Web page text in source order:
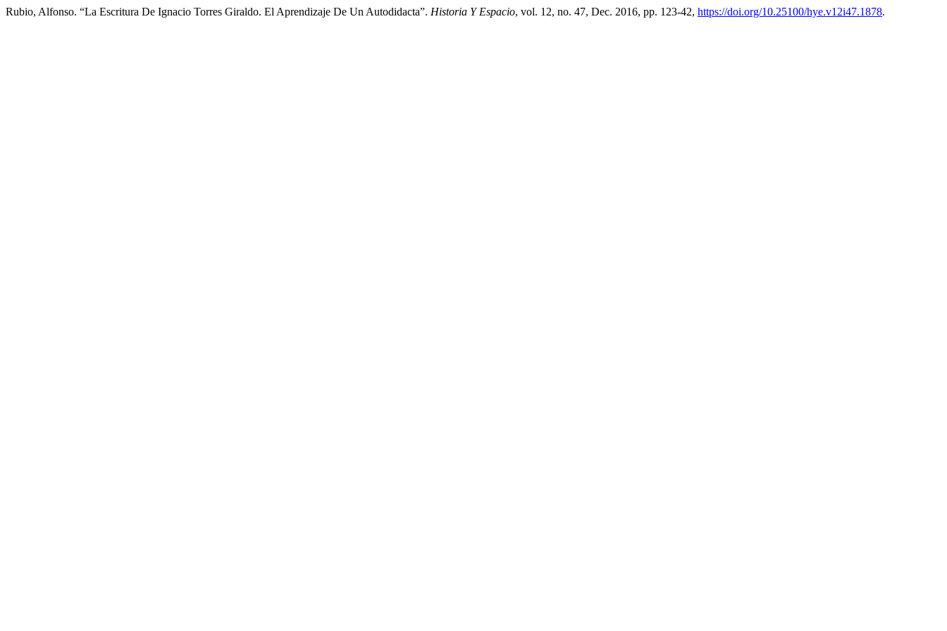
Rubio, Alfonso. “La Escritura De Ignacio Torres Giraldo. El Aprendizaje De Un Autodidacta”. Historia Y Espacio, vol. 12, no. 47, Dec. 2016, pp. 123-42, https://doi.org/10.25100/hye.v12i47.1878.